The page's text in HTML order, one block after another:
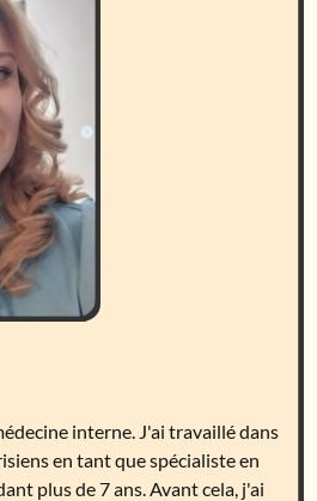
interne. J'ai travaillé dans
en tant que spécialiste en
plus de 7 ans. Avant cela, j'ai